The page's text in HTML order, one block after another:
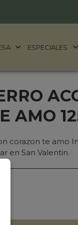
ESPECIALES
AMO
corazon te amo
en San Valentin.